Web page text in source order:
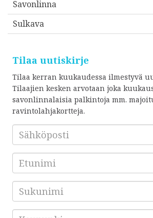
Savonlinna
Sulkava
Tilaa uutiskirje
Tilaa kerran kuukaudessa ilmestyvä
Tilaajien kesken arvotaan joka
savonlinnalaisia palkintoja mm.
ravintolahjakortteja.
Sähköposti
Etunimi
Sukunimi
Kaupunki